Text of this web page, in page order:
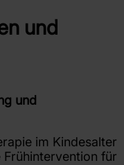
und
und
im Kindesalter
für